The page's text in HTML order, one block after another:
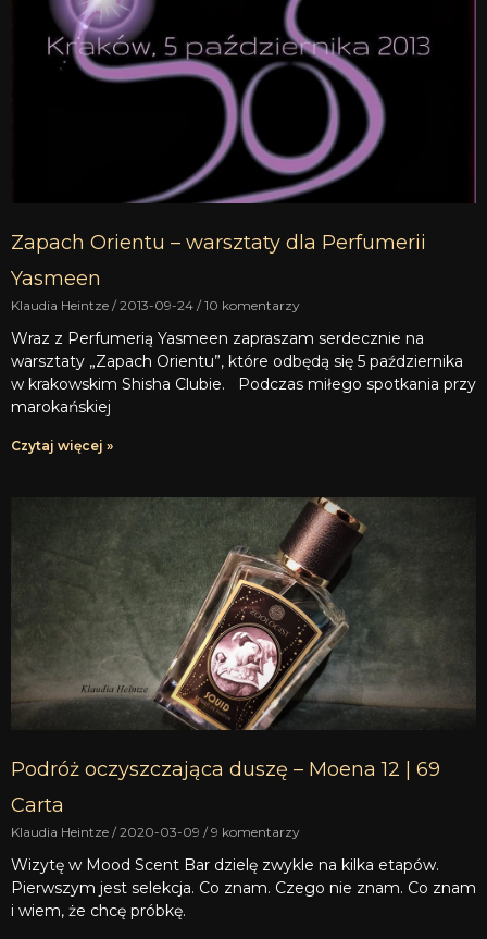
Zapach Orientu – warsztaty dla Perfumerii
Yasmeen
Klaudia Heintze 2013-09-24 10 komentarzy
Wraz z Perfumerią Yasmeen zapraszam serdecznie na
warsztaty „Zapach Orientu”, które odbędą się 5 października
w krakowskim Shisha Clubie. Podczas miłego spotkania przy
marokańskiej
Czytaj więcej »
Podróż oczyszczająca duszę – Moena 12 | 69
Carta
Klaudia Heintze 2020-03-09 9 komentarzy
Wizytę w Mood Scent Bar dzielę zwykle na kilka etapów.
Pierwszym jest selekcja. Co znam. Czego nie znam. Co znam
i wiem, że chcę próbkę.